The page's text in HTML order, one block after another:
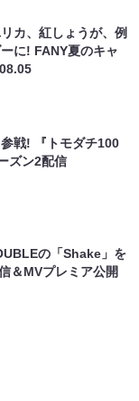
カ、紅しょうが、例
に! FANY夏のキャ
戦! 『トモダチ100
ズン2配信
の「Shake」を
＆MVプレミア公開